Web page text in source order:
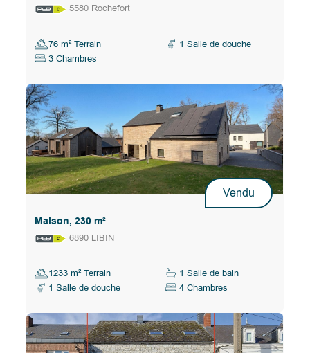
5580 Rochefort
76 m² Terrain
1 Salle de douche
3 Chambres
Vendu
Maison, 230 m²
6890 LIBIN
1233 m² Terrain
1 Salle de bain
1 Salle de douche
4 Chambres